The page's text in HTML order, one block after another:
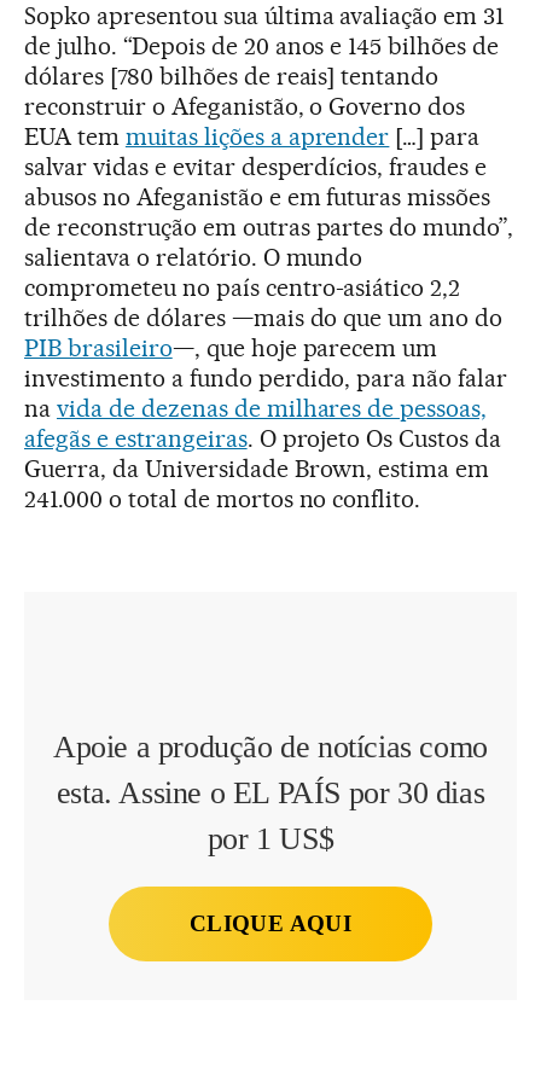
Sopko apresentou sua última avaliação em 31
de julho. “Depois de 20 anos e 145 bilhões de
dólares [780 bilhões de reais] tentando
reconstruir o Afeganistão, o Governo dos
EUA tem muitas lições a aprender […] para
salvar vidas e evitar desperdícios, fraudes e
abusos no Afeganistão e em futuras missões
de reconstrução em outras partes do mundo”,
salientava o relatório. O mundo
comprometeu no país centro-asiático 2,2
trilhões de dólares —mais do que um ano do
PIB brasileiro—, que hoje parecem um
investimento a fundo perdido, para não falar
na vida de dezenas de milhares de pessoas,
afegãs e estrangeiras. O projeto Os Custos da
Guerra, da Universidade Brown, estima em
241.000 o total de mortos no conflito.
Apoie a produção de notícias como
esta. Assine o EL PAÍS por 30 dias
por 1 US$
CLIQUE AQUI